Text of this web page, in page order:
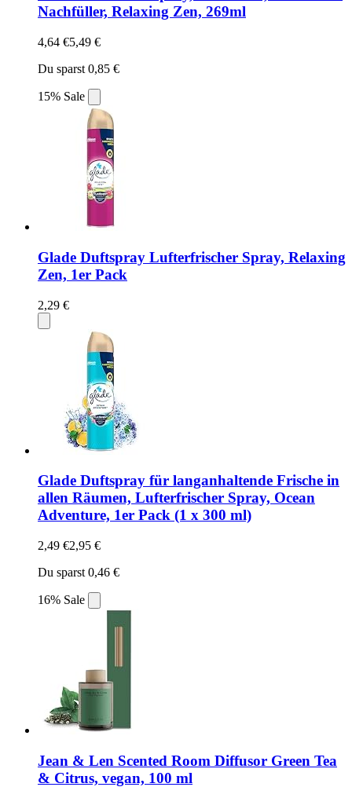
Nachfüller, Relaxing Zen, 269ml
4,64 €5,49 €
Du sparst 0,85 €
15% Sale
Glade Duftspray Lufterfrischer Spray, Relaxing
Zen, 1er Pack
2,29 €
Glade Duftspray für langanhaltende Frische in
allen Räumen, Lufterfrischer Spray, Ocean
Adventure, 1er Pack (1 x 300 ml)
2,49 €2,95 €
Du sparst 0,46 €
16% Sale
Jean & Len Scented Room Diffusor Green Tea
& Citrus, vegan, 100 ml